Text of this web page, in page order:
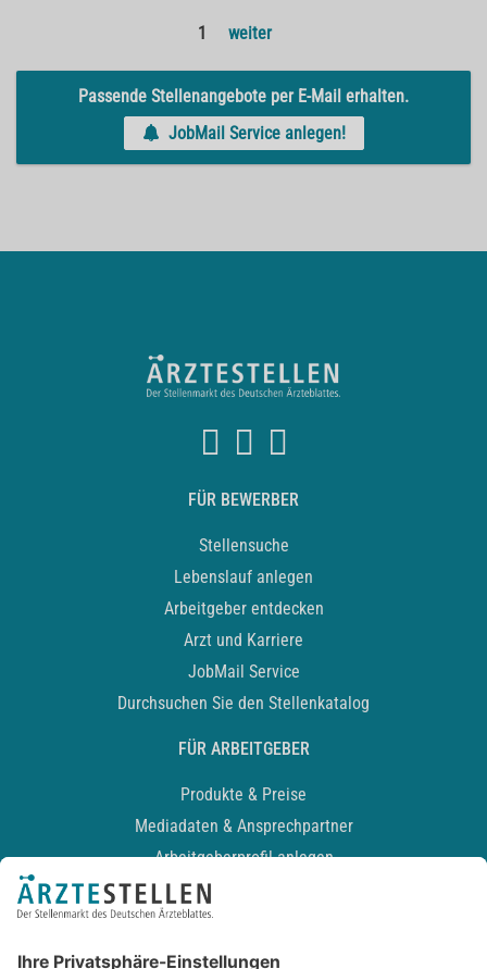
1 weiter
Passende Stellenangebote per E-Mail erhalten.
JobMail Service anlegen!
FÜR BEWERBER
Stellensuche
Lebenslauf anlegen
Arbeitgeber entdecken
Arzt und Karriere
JobMail Service
Durchsuchen Sie den Stellenkatalog
FÜR ARBEITGEBER
Produkte & Preise
Mediadaten & Ansprechpartner
Arbeitgeberprofil anlegen
Recruiting-Podcast